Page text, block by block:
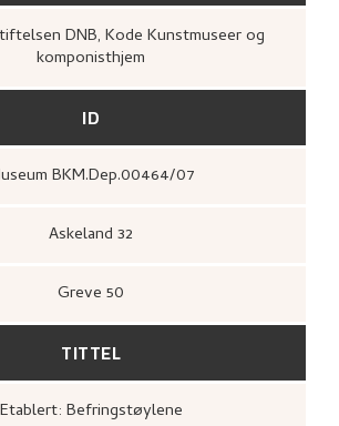
komponisthjem
ID
Museum BKM.Dep.00464/07
Askeland 32
Greve 50
TITTEL
Etablert: Befringstøylene